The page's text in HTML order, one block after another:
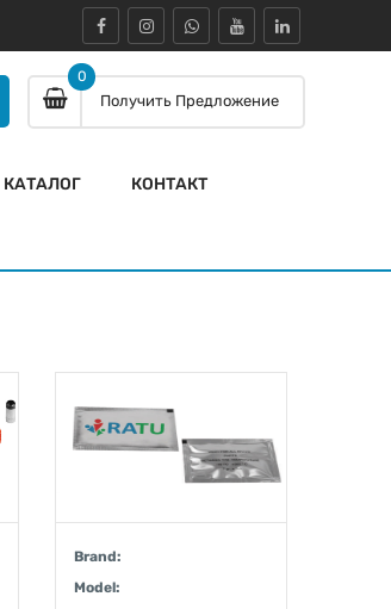
Получить Предложение
0
КАТАЛОГ КОНТАКТ
Brand:
Model: